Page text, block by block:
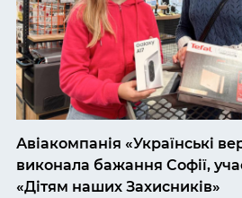
Авіакомпанія «Українські
виконала бажання Софії,
«Дітям наших Захисників»